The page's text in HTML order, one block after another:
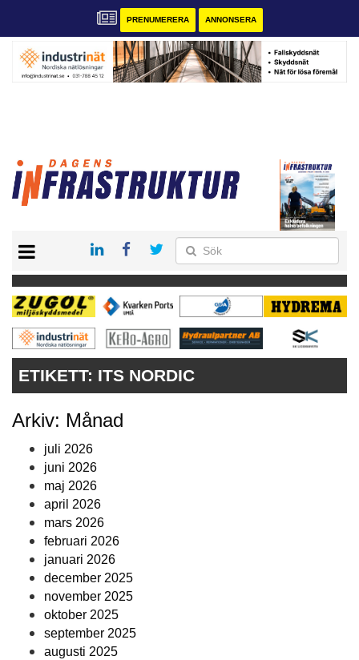
PRENUMERERA ANNONSERA
KONTAKT
VÅRA ANDRA MAGASIN
PRENUMERERA
ANNONSERA
ETIKETT: ITS NORDIC
Arkiv: Månad
juli 2026
juni 2026
maj 2026
april 2026
mars 2026
februari 2026
januari 2026
december 2025
november 2025
oktober 2025
september 2025
augusti 2025